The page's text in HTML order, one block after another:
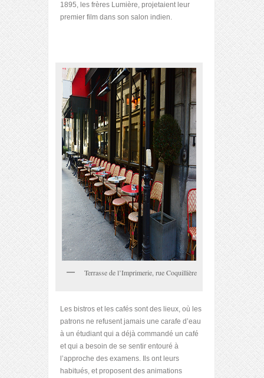
1895, les frères Lumière, projetaient leur
premier film dans son salon indien.
Terrasse de l’Imprimerie, rue Coquillière
Les bistros et les cafés sont des lieux, où les
patrons ne refusent jamais une carafe d’eau
à un étudiant qui a déjà commandé un café
et qui a besoin de se sentir entouré à
l’approche des examens. Ils ont leurs
habitués, et proposent des animations